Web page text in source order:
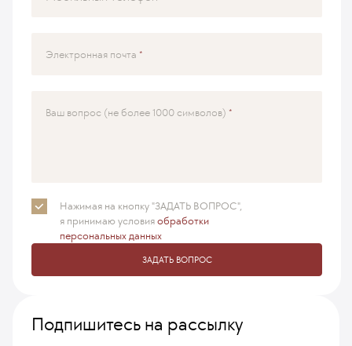
Электронная почта
Ваш вопрос (не более 1000 символов)
Нажимая на кнопку "ЗАДАТЬ ВОПРОС",
я принимаюусловияобработки
персональных данных
ЗАДАТЬ ВОПРОС
Подпишитесь на рассылку